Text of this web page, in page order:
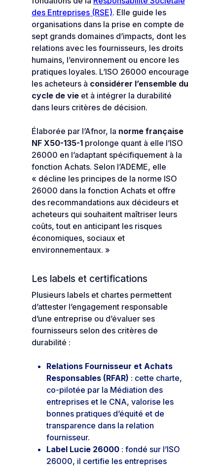
des Entreprises (RSE). Elle guide les
organisations dans la prise en compte de
sept grands domaines d’impacts, dont les
relations avec les fournisseurs, les droits
humains, l’environnement ou encore les
pratiques loyales. L’ISO 26000 encourage
les acheteurs à considérer l’ensemble du
cycle de vie et à intégrer la durabilité
dans leurs critères de décision.
Élaborée par l’Afnor, la norme française
NF X50-135-1 prolonge quant à elle l’ISO
26000 en l’adaptant spécifiquement à la
fonction Achats. Selon l’ADEME, elle
« décline les principes de la norme ISO
26000 dans la fonction Achats et offre
des recommandations aux décideurs et
acheteurs qui souhaitent maîtriser leurs
coûts, tout en anticipant les risques
économiques, sociaux et
environnementaux. »
Les labels et certifications
Plusieurs labels et chartes permettent
d’attester l’engagement responsable
d’une entreprise ou d’évaluer ses
fournisseurs selon des critères de
durabilité :
Relations Fournisseur et Achats
Responsables (RFAR) : cette charte,
co-pilotée par la Médiation des
entreprises et le CNA, valorise les
bonnes pratiques d’équité et de
transparence dans la relation
fournisseur.
Label Lucie 26000 : fondé sur l’ISO
26000, il certifie les entreprises